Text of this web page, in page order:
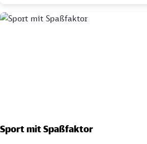
Sport mit Spaßfaktor